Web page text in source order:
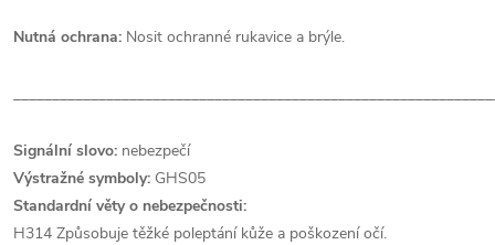
Nutná ochrana: Nosit ochranné rukavice a brýle.
Signální slovo: nebezpečí
Výstražné symboly: GHS05
Standardní věty o nebezpečnosti:
H314 Způsobuje těžké poleptání kůže a poškození očí.